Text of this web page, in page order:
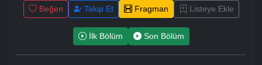
Beğen Takip Et Fragman Listeye Ekle
İlk Bölüm Son Bölüm